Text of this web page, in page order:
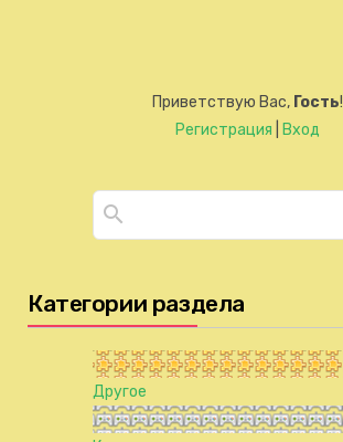
Приветствую Вас, Гость!
Регистрация
Вход
Категории раздела
Другое